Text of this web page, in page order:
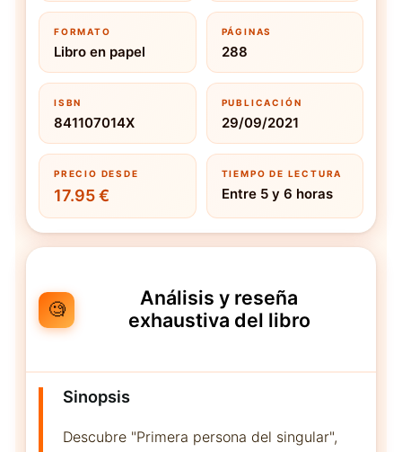
FORMATO
Libro en papel
PÁGINAS
288
ISBN
841107014X
PUBLICACIÓN
29/09/2021
PRECIO DESDE
17.95 €
TIEMPO DE LECTURA
Entre 5 y 6 horas
🧐
Análisis y reseña
exhaustiva del libro
Sinopsis
Descubre "Primera persona del singular",